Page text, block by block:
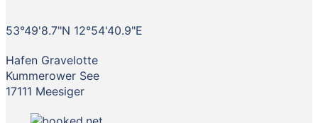
53°49'8.7"N 12°54'40.9"E
Hafen Gravelotte
Kummerower See
17111 Meesiger